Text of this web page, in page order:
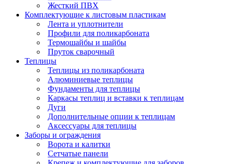
Жесткий ПВХ
Комплектующие к листовым пластикам
Лента и уплотнители
Профили для поликарбоната
Термошайбы и шайбы
Пруток сварочный
Теплицы
Теплицы из поликарбоната
Алюминиевые теплицы
Фундаменты для теплицы
Каркасы теплиц и вставки к теплицам
Дуги
Дополнительные опции к теплицам
Аксессуары для теплицы
Заборы и ограждения
Ворота и калитки
Сетчатые панели